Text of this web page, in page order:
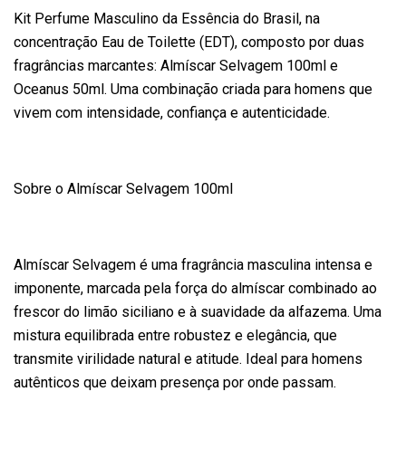
Kit Perfume Masculino da Essência do Brasil, na
concentração Eau de Toilette (EDT), composto por duas
fragrâncias marcantes: Almíscar Selvagem 100ml e
Oceanus 50ml. Uma combinação criada para homens que
vivem com intensidade, confiança e autenticidade.
Sobre o Almíscar Selvagem 100ml
Almíscar Selvagem é uma fragrância masculina intensa e
imponente, marcada pela força do almíscar combinado ao
frescor do limão siciliano e à suavidade da alfazema. Uma
mistura equilibrada entre robustez e elegância, que
transmite virilidade natural e atitude. Ideal para homens
autênticos que deixam presença por onde passam.